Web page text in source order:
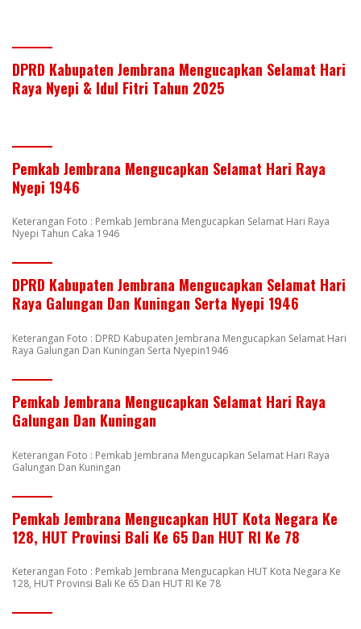
DPRD Kabupaten Jembrana Mengucapkan Selamat Hari
Raya Nyepi & Idul Fitri Tahun 2025
Pemkab Jembrana Mengucapkan Selamat Hari Raya
Nyepi 1946
Keterangan Foto : Pemkab Jembrana Mengucapkan Selamat Hari Raya
Nyepi Tahun Caka 1946
DPRD Kabupaten Jembrana Mengucapkan Selamat Hari
Raya Galungan Dan Kuningan Serta Nyepi 1946
Keterangan Foto : DPRD Kabupaten Jembrana Mengucapkan Selamat Hari
Raya Galungan Dan Kuningan Serta Nyepin1946
Pemkab Jembrana Mengucapkan Selamat Hari Raya
Galungan Dan Kuningan
Keterangan Foto : Pemkab Jembrana Mengucapkan Selamat Hari Raya
Galungan Dan Kuningan
Pemkab Jembrana Mengucapkan HUT Kota Negara Ke
128, HUT Provinsi Bali Ke 65 Dan HUT RI Ke 78
Keterangan Foto : Pemkab Jembrana Mengucapkan HUT Kota Negara Ke
128, HUT Provinsi Bali Ke 65 Dan HUT RI Ke 78